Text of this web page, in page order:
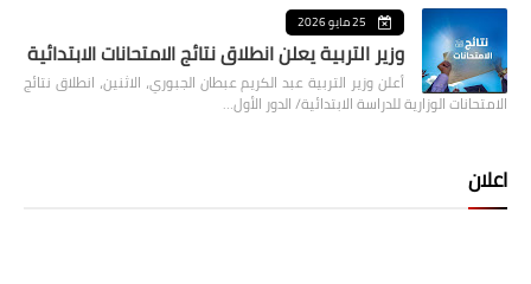
25 مايو 2026
وزير التربية يعلن انطلاق نتائج الامتحانات الابتدائية
أعلن وزير التربية عبد الكريم عبطان الجبوري، الاثنين، انطلاق نتائج
الامتحانات الوزارية للدراسة الابتدائية/ الدور الأول…
اعلان